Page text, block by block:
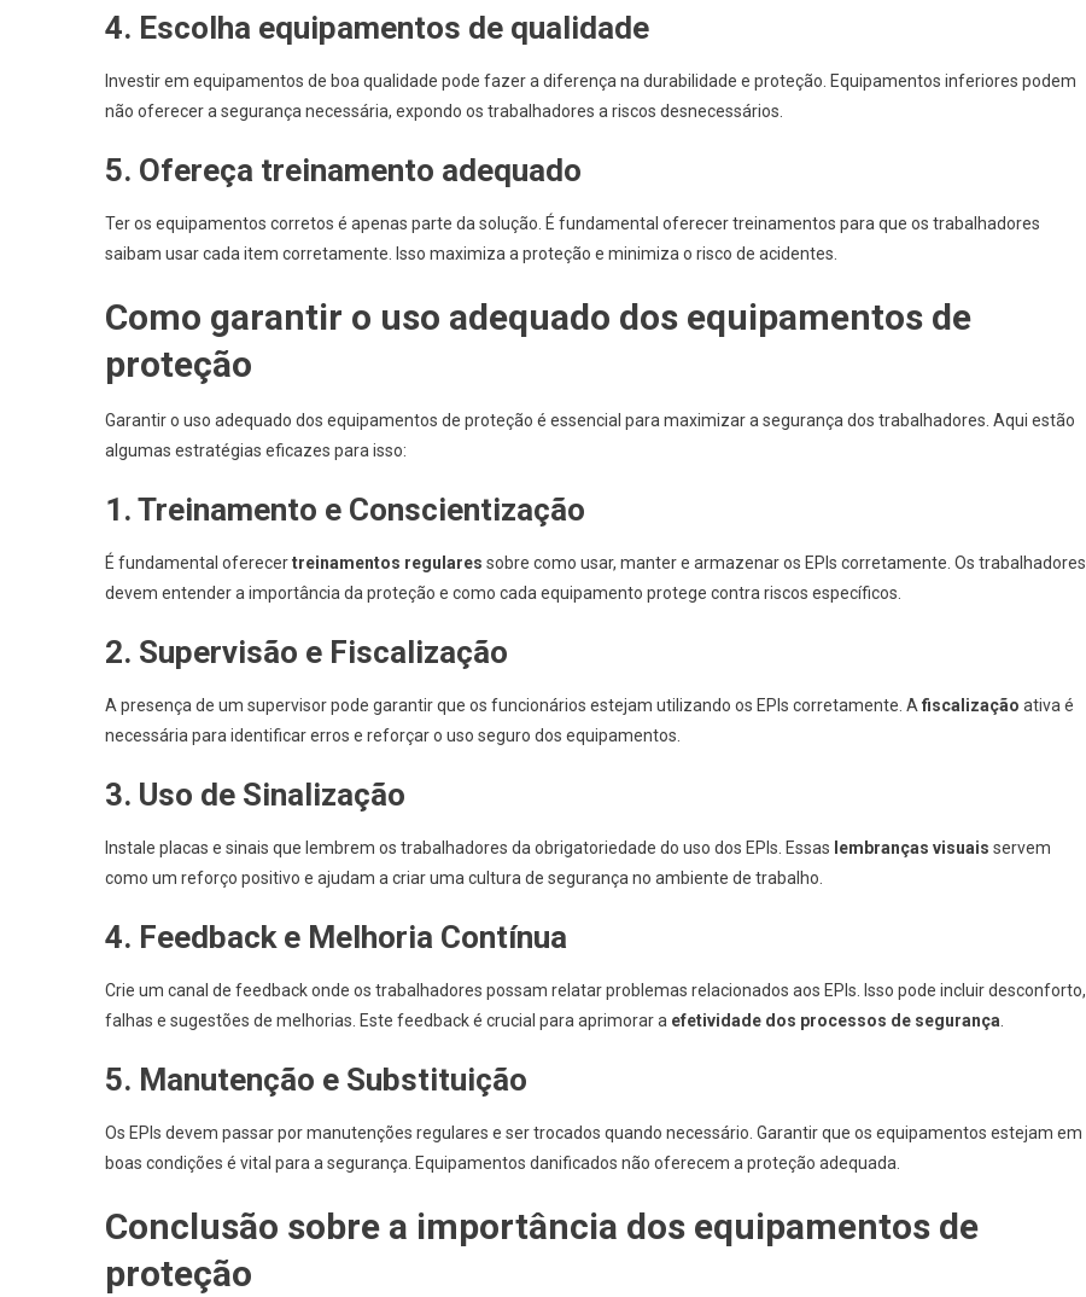
4. Escolha equipamentos de qualidade
Investir em equipamentos de boa qualidade pode fazer a diferença na durabilidade e proteção. Equipamentos inferiores podem
não oferecer a segurança necessária, expondo os trabalhadores a riscos desnecessários.
5. Ofereça treinamento adequado
Ter os equipamentos corretos é apenas parte da solução. É fundamental oferecer treinamentos para que os trabalhadores
saibam usar cada item corretamente. Isso maximiza a proteção e minimiza o risco de acidentes.
Como garantir o uso adequado dos equipamentos de
proteção
Garantir o uso adequado dos equipamentos de proteção é essencial para maximizar a segurança dos trabalhadores. Aqui estão
algumas estratégias eficazes para isso:
1. Treinamento e Conscientização
É fundamental oferecertreinamentos regulares sobre como usar, manter e armazenar os EPIs corretamente. Os trabalhadores
devem entender a importância da proteção e como cada equipamento protege contra riscos específicos.
2. Supervisão e Fiscalização
A presença de um supervisor pode garantir que os funcionários estejam utilizando os EPIs corretamente. A fiscalização ativa é
necessária para identificar erros e reforçar o uso seguro dos equipamentos.
3. Uso de Sinalização
Instale placas e sinais que lembrem os trabalhadores da obrigatoriedade do uso dos EPIs. Essas lembranças visuais servem
como um reforço positivo e ajudam a criar uma cultura de segurança no ambiente de trabalho.
4. Feedback e Melhoria Contínua
Crie um canal de feedback onde os trabalhadores possam relatar problemas relacionados aos EPIs. Isso pode incluir desconforto,
falhas e sugestões de melhorias. Este feedback é crucial para aprimorar a efetividade dos processos de segurança
5. Manutenção e Substituição
Os EPIs devem passar por manutenções regulares e ser trocados quando necessário. Garantir que os equipamentos estejam em
boas condições é vital para a segurança. Equipamentos danificados não oferecem a proteção adequada.
Conclusão sobre a importância dos equipamentos de
proteção